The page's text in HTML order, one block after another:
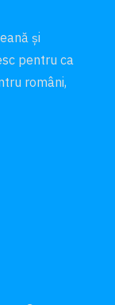
și
pentru ca
români,